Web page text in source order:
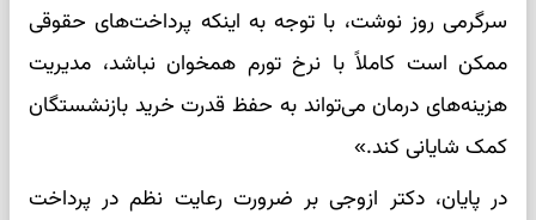
سرگرمی روز نوشت، با توجه به اینکه پرداخت‌های حقوقی
ممکن است کاملاً با نرخ تورم همخوان نباشد، مدیریت
هزینه‌های درمان می‌تواند به حفظ قدرت خرید بازنشستگان
کمک شایانی کند.»
در پایان، دکتر ازوجی بر ضرورت رعایت نظم در پرداخت